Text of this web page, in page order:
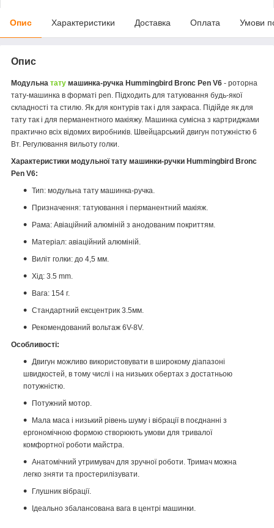
Опис Характеристики Доставка Оплата Умови
Опис
Модульна тату машинка-ручка Hummingbird Bronc Pen V6 - роторна
тату-машинка в форматі pen. Підходить для татуювання будь-якої
складності та стилю. Як для контурів так і для закраса. Підійде як для
тату так і для перманентного макіяжу. Машинка сумісна з картриджами
практично всіх відомих виробників. Швейцарський двигун потужністю 6
Вт. Регулювання вильоту голки.
Характеристики модульної тату машинки-ручки Hummingbird Bronc
Pen V6:
Тип: модульна тату машинка-ручка.
Призначення: татуювання і перманентний макіяж.
Рама: Авіаційний алюміній з анодованим покриттям.
Матеріал: авіаційний алюміній.
Виліт голки: до 4,5 мм.
Хід: 3.5 mm.
Вага: 154 г.
Стандартний ексцентрик 3.5мм.
Рекомендований вольтаж 6V-8V.
Особливості:
Двигун можливо використовувати в широкому діапазоні
швидкостей, в тому числі і на низьких обертах з достатньою
потужністю.
Потужний мотор.
Мала маса і низький рівень шуму і вібрації в поєднанні з
ергономічною формою створюють умови для тривалої
комфортної роботи майстра.
Анатомічний утримувач для зручної роботи. Тримач можна
легко зняти та простерилізувати.
Глушник вібрації.
Ідеально збалансована вага в центрі машинки.